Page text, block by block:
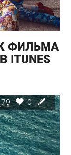
ФИЛЬМА
ITUNES
0